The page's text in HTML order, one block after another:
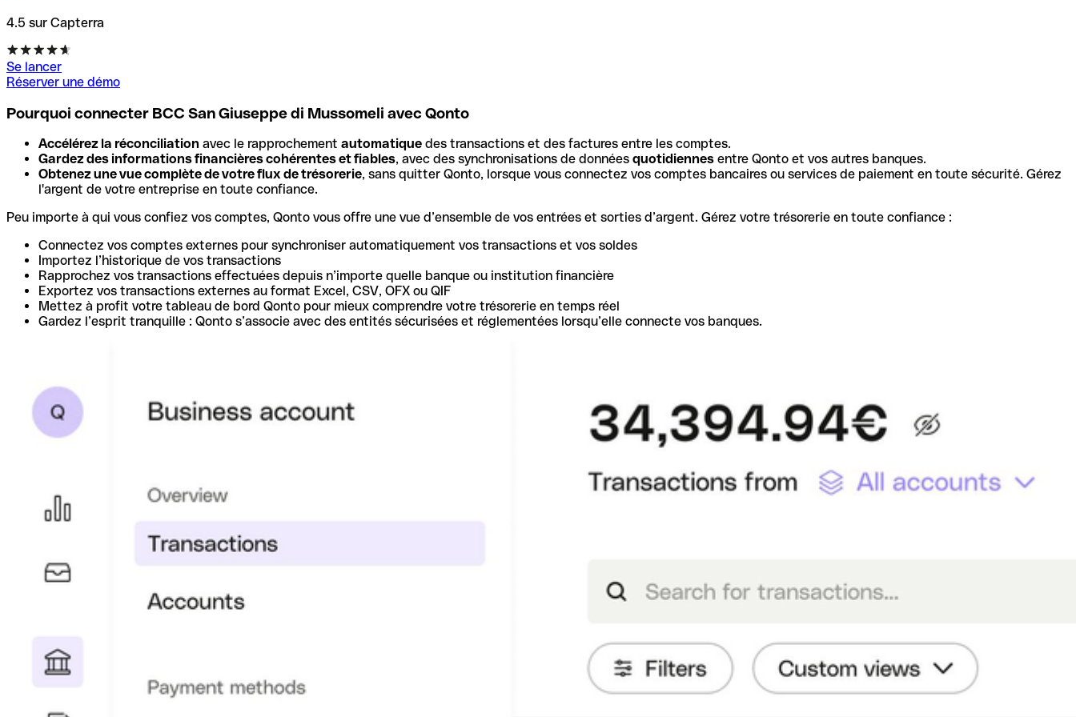
4.5 sur Capterra
Se lancer
Réserver une démo
Pourquoi connecter BCC San Giuseppe di Mussomeli avec Qonto
Accélérez la réconciliation avec le rapprochement automatique des transactions et des factures entre les comptes.
Gardez des informations financières cohérentes et fiables, avec des synchronisations de données quotidiennes entre Qonto et vos autres banques.
Obtenez une vue complète de votre flux de trésorerie, sans quitter Qonto, lorsque vous connectez vos comptes bancaires ou services de paiement en toute sécurité. Gérez
l'argent de votre entreprise en toute confiance.
Peu importe à qui vous confiez vos comptes, Qonto vous offre une vue d’ensemble de vos entrées et sorties d’argent. Gérez votre trésorerie en toute confiance :
Connectez vos comptes externes pour synchroniser automatiquement vos transactions et vos soldes
Importez l’historique de vos transactions
Rapprochez vos transactions effectuées depuis n’importe quelle banque ou institution financière
Exportez vos transactions externes au format Excel, CSV, OFX ou QIF
Mettez à profit votre tableau de bord Qonto pour mieux comprendre votre trésorerie en temps réel
Gardez l’esprit tranquille : Qonto s’associe avec des entités sécurisées et réglementées lorsqu’elle connecte vos banques.